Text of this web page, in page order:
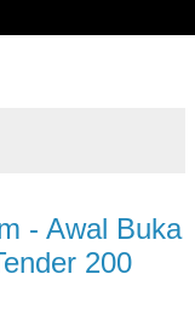
- Awal Buka
200